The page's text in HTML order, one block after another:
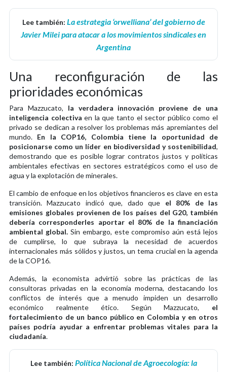
Lee también: La estrategia ‘orwelliana’ del gobierno de
Javier Milei para atacar a los movimientos sindicales en
Argentina
Una reconfiguración de las
prioridades económicas
Para Mazzucato, la verdadera innovación proviene de una
inteligencia colectiva en la que tanto el sector público como el
privado se dedican a resolver los problemas más apremiantes del
mundo. En la COP16, Colombia tiene la oportunidad de
posicionarse como un líder en biodiversidad y sostenibilidad,
demostrando que es posible lograr contratos justos y políticas
ambientales efectivas en sectores estratégicos como el uso de
agua y la explotación de minerales.
El cambio de enfoque en los objetivos financieros es clave en esta
transición. Mazzucato indicó que, dado que el 80% de las
emisiones globales provienen de los países del G20, también
debería corresponderles aportar el 80% de la financiación
ambiental global.Sin embargo, este compromiso aún está lejos
de cumplirse, lo que subraya la necesidad de acuerdos
internacionales más sólidos y justos, un tema crucial en la agenda
de la COP16.
Además, la economista advirtió sobre las prácticas de las
consultoras privadas en la economía moderna, destacando los
conflictos de interés que a menudo impiden un desarrollo
económico realmente ético. Según Mazzucato, el
fortalecimiento de un banco público en Colombia y en otros
países podría ayudar a enfrentar problemas vitales para la
ciudadanía.
Lee también: Política Nacional de Agroecología: la